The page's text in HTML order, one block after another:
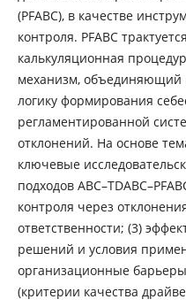
(PFABC), в качестве
контроля. PFABC
калькуляционная
механизм, объединяющий
логику формирования
регламентированной
отклонений. На основе
ключевые
подходов
контроля через
ответственности; (3)
решений и условия
организационные
(критерии качества